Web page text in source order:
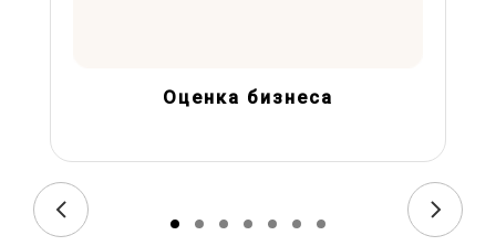
Оценка бизнеса